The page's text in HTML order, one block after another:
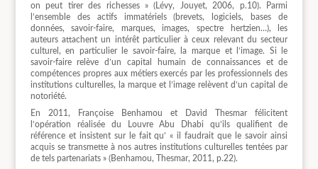
on peut tirer des richesses » (Lévy, Jouyet, 2006, p.10). Parmi
l’ensemble des actifs immatériels (brevets, logiciels, bases de
données, savoir-faire, marques, images, spectre hertzien…), les
auteurs attachent un intérêt particulier à ceux relevant du secteur
culturel, en particulier le savoir-faire, la marque et l’image. Si le
savoir-faire relève d’un capital humain de connaissances et de
compétences propres aux métiers exercés par les professionnels des
institutions culturelles, la marque et l’image relèvent d’un capital de
notoriété.
En 2011, Françoise Benhamou et David Thesmar félicitent
l’opération réalisée du Louvre Abu Dhabi qu’ils qualifient de
référence et insistent sur le fait qu’ « il faudrait que le savoir ainsi
acquis se transmette à nos autres institutions culturelles tentées par
de tels partenariats » (Benhamou, Thesmar, 2011, p.22).